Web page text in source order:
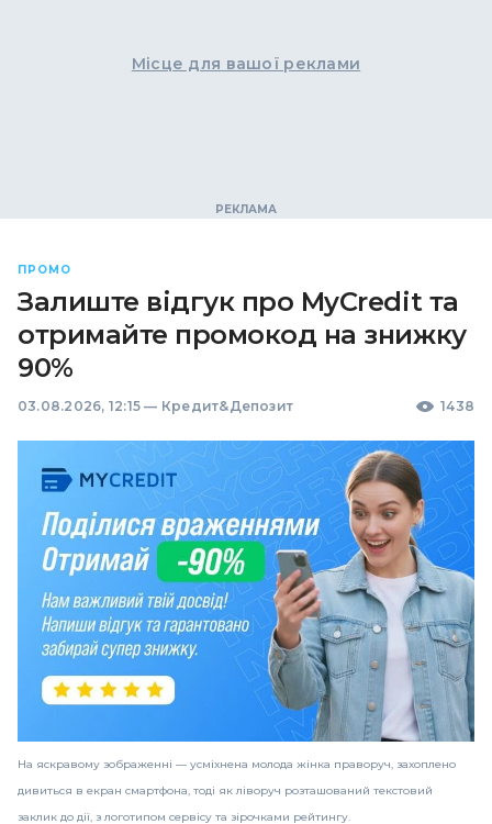
Місце для вашої реклами
ПРОМО
Залиште відгук про MyCredit та
отримайте промокод на знижку
90%
03.08.2026, 12:15 — Кредит&Депозит 1438
На яскравому зображенні — усміхнена молода жінка праворуч, захоплено
дивиться в екран смартфона, тоді як ліворуч розташований текстовий
заклик до дії, з логотипом сервісу та зірочками рейтингу.